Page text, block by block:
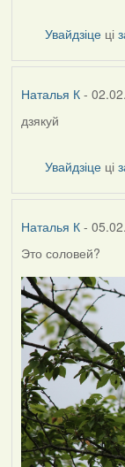
Наталья
К
Увайдзіце ці
Наталья К-
In
Harrier
дзякуй
Увайдзіце ці
Наталья К-
Это соловей?